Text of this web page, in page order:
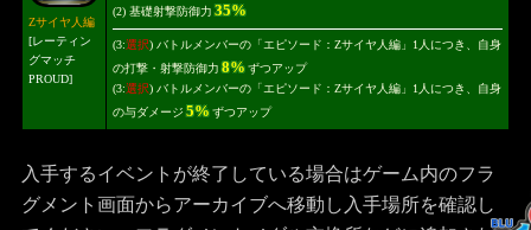
Zサイヤ人編
[レーティン
グマッチ
PROUD]
(2) 基礎射撃防御力 35%
(3:選択) バトルメンバーの「エピソード：Zサイヤ人編」1人につき、自身
の打撃・射撃防御力 8%ずつアップ
(3:選択) バトルメンバーの「エピソード：Zサイヤ人編」1人につき、自身
の与ダメージ 5%ずつアップ
入手するイベントが終了している場合はゲーム内のフラ
グメント画面からアーカイブへ移動し入手場所を確認し